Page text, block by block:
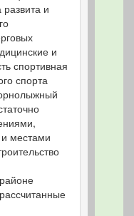
и
и
спортивная
спорта
местами